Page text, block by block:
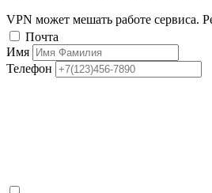
VPN может мешать работе сервиса.
Почта
Имя
Телефон